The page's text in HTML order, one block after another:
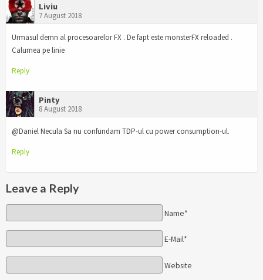
Liviu
7 August 2018
Urmasul demn al procesoarelor FX . De fapt este monsterFX reloaded .
Calumea pe linie
Reply
Pinty
8 August 2018
@Daniel Necula Sa nu confundam TDP-ul cu power consumption-ul.
Reply
Leave a Reply
Name*
E-Mail*
Website